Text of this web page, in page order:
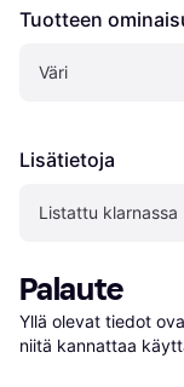
Tuotteen
Väri
Lisätietoja
Listattu klarnassa
Palaute
Yllä olevat tiedot
niitä kannattaa